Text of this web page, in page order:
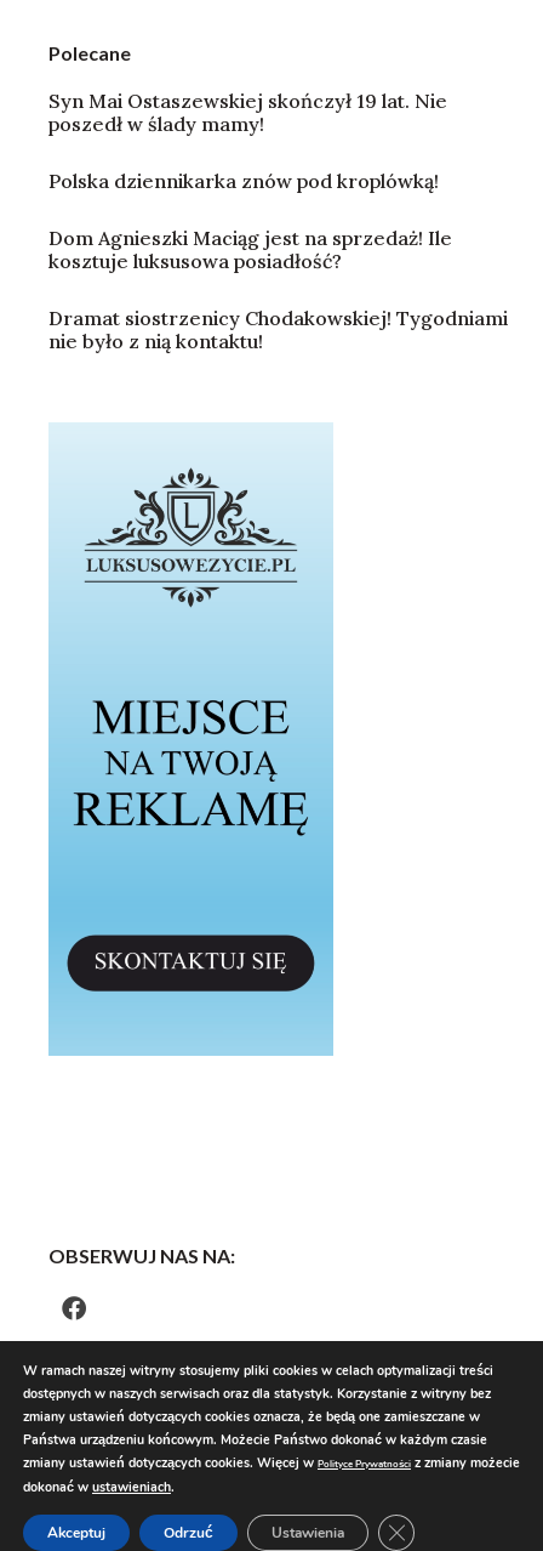
Polecane
Syn Mai Ostaszewskiej skończył 19 lat. Nie
poszedł w ślady mamy!
Polska dziennikarka znów pod kroplówką!
Dom Agnieszki Maciąg jest na sprzedaż! Ile
kosztuje luksusowa posiadłość?
Dramat siostrzenicy Chodakowskiej! Tygodniami
nie było z nią kontaktu!
OBSERWUJ NAS NA:
W ramach naszej witryny stosujemy pliki cookies w celach optymalizacji treści
dostępnych w naszych serwisach oraz dla statystyk. Korzystanie z witryny bez
zmiany ustawień dotyczących cookies oznacza, że będą one zamieszczane w
Państwa urządzeniu końcowym. Możecie Państwo dokonać w każdym czasie
zmiany ustawień dotyczących cookies. Więcej w Polityce Prywatności z zmiany możecie
dokonać w ustawieniach.
Akceptuj Odrzuć Ustawienia Zamknij panel